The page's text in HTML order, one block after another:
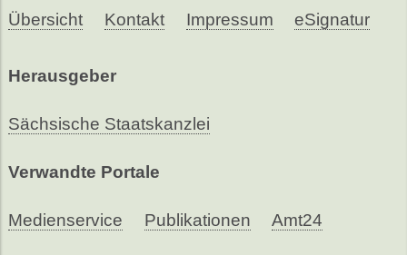
Übersicht Kontakt Impressum eSignatur
Herausgeber
Sächsische Staatskanzlei
Verwandte Portale
Medienservice Publikationen Amt24